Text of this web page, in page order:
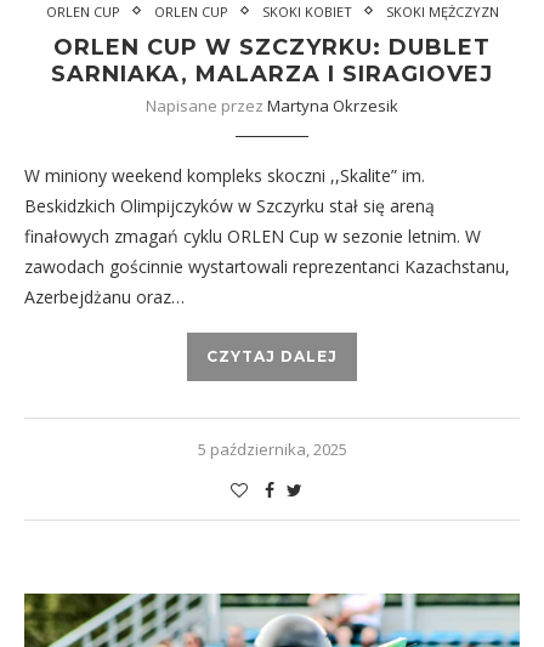
ORLEN CUP ORLEN CUP SKOKI KOBIET SKOKI MĘŻCZYZN
ORLEN CUP W SZCZYRKU: DUBLET
SARNIAKA, MALARZA I SIRAGIOVEJ
Napisane przez Martyna Okrzesik
W miniony weekend kompleks skoczni ,,Skalite” im.
Beskidzkich Olimpijczyków w Szczyrku stał się areną
finałowych zmagań cyklu ORLEN Cup w sezonie letnim. W
zawodach gościnnie wystartowali reprezentanci Kazachstanu,
Azerbejdżanu oraz…
CZYTAJ DALEJ
5 października, 2025